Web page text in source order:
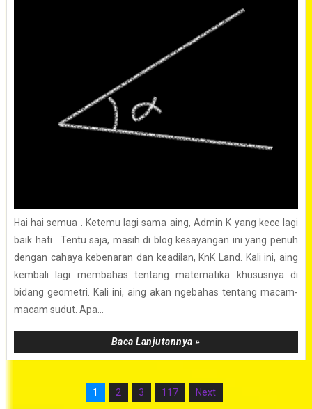
Hai hai semua . Ketemu lagi sama aing, Admin K yang kece lagi
baik hati . Tentu saja, masih di blog kesayangan ini yang penuh
dengan cahaya kebenaran dan keadilan, KnK Land. Kali ini, aing
kembali lagi membahas tentang matematika khususnya di
bidang geometri. Kali ini, aing akan ngebahas tentang macam-
macam sudut. Apa...
Baca Lanjutannya »
1 2 3 117 Next